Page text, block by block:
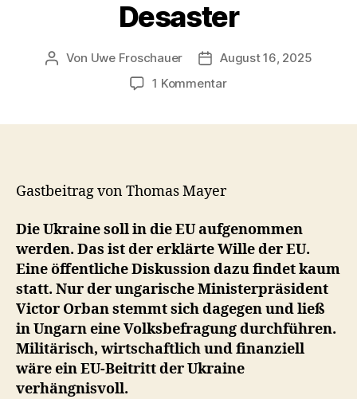
Desaster
Beitragsautor
Von Uwe Froschauer Beitragsdatum
August 16, 2025
1 Kommentarzu
Deutsche
an
die
Front
und
wirtschaftliches
Desaster
Gastbeitrag von Thomas Mayer
Die Ukraine soll in die EU aufgenommen
werden. Das ist der erklärte Wille der EU.
Eine öffentliche Diskussion dazu findet kaum
statt. Nur der ungarische Ministerpräsident
Victor Orban stemmt sich dagegen und ließ
in Ungarn eine Volksbefragung durchführen.
Militärisch, wirtschaftlich und finanziell
wäre ein EU-Beitritt der Ukraine
verhängnisvoll.